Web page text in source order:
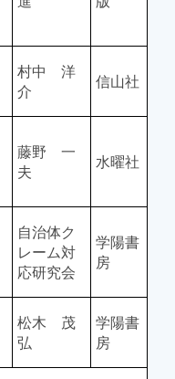
村中 洋
介
信山社
藤野 一
夫
水曜社
自治体ク
レーム対
応研究会
学陽書
房
松木 茂
弘
学陽書
房